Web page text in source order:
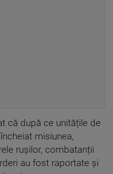
că după ce unitățile de
misiunea,
rușilor, combatanții
au fost raportate și